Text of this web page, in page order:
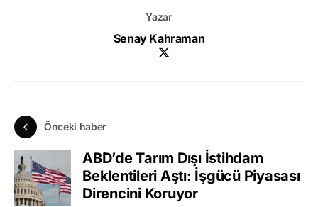
Yazar
Senay Kahraman
Önceki haber
ABD’de Tarım Dışı İstihdam
Beklentileri Aştı: İşgücü Piyasası
Direncini Koruyor